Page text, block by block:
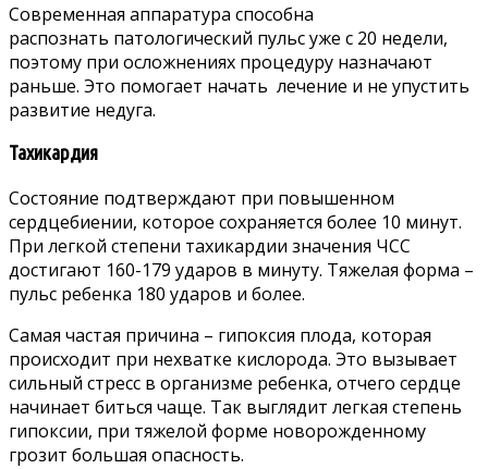
Современная аппаратура способна
распознать патологический пульс уже с 20 недели,
поэтому при осложнениях процедуру назначают
раньше. Это помогает начать лечение и не упустить
развитие недуга.
Тахикардия
Состояние подтверждают при повышенном
сердцебиении, которое сохраняется более 10 минут.
При легкой степени тахикардии значения ЧСС
достигают 160-179 ударов в минуту. Тяжелая форма –
пульс ребенка 180 ударов и более.
Самая частая причина – гипоксия плода, которая
происходит при нехватке кислорода. Это вызывает
сильный стресс в организме ребенка, отчего сердце
начинает биться чаще. Так выглядит легкая степень
гипоксии, при тяжелой форме новорожденному
грозит большая опасность.